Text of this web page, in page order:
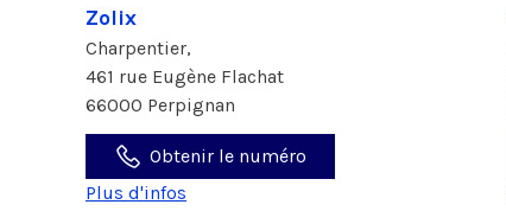
Zolix
Charpentier,
461 rue Eugène Flachat
66000 Perpignan
Obtenir le numéro
Plus d'infos